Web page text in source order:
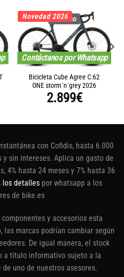
Carbono
Contáctanos por Whatsapp
Novedad 2026
Bicicleta Cube Agree C:62
ONE storm´n´grey 2026
2.899€
con Cofidis, hasta 6.000
y sin intereses. Aplica un gasto de
4% hasta 24 meses y 7% hasta 36
los detallespor whatsapp a los
de bike.es
y accesorios esta
marcas podrían cambiar según
De igual manera, el stock
a título informativo sujeto a la
uno de nuestros asesores.